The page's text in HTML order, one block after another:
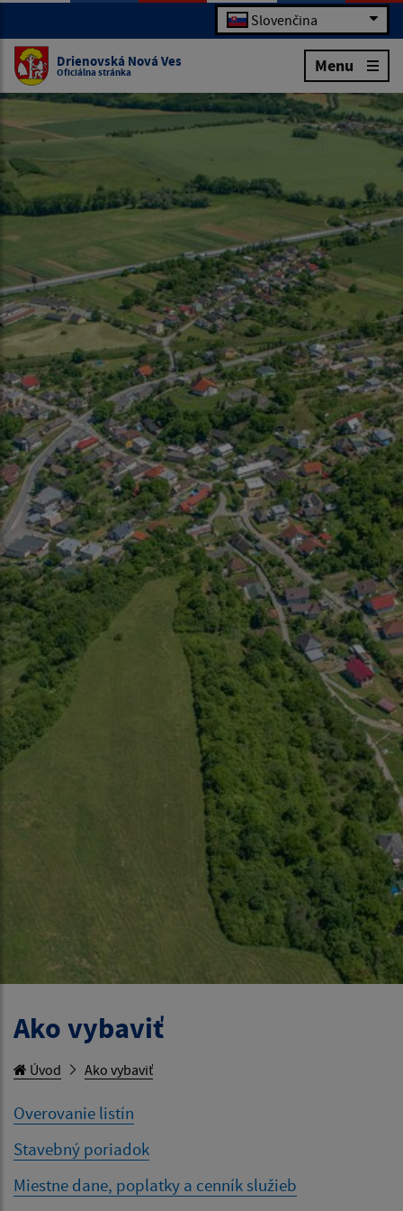
Slovenčina
Drienovská Nová Ves
Oficiálna stránka Menu
Ako vybaviť
Úvod Ako vybaviť
Overovanie listín
Stavebný poriadok
Miestne dane, poplatky a cenník služieb